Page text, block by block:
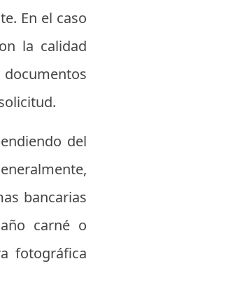
En el caso
la calidad
del
bancarias
carné o
fotográfica